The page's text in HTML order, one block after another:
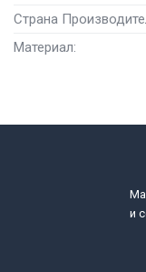
Страна
Материал:
и